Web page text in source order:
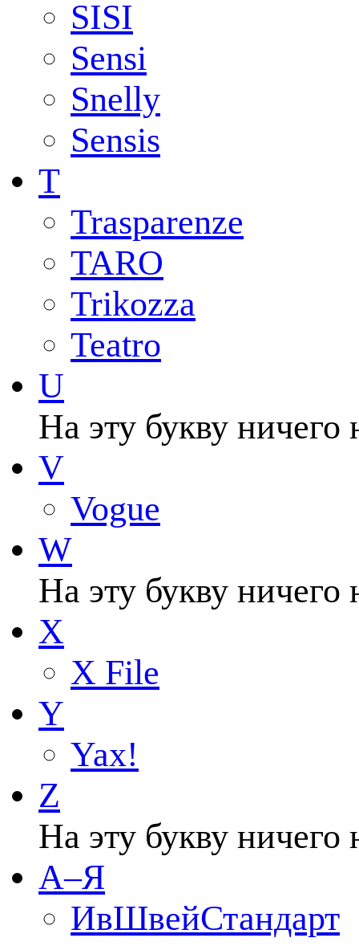
SISI
Sensi
Snelly
Sensis
T
Trasparenze
TARO
Trikozza
Teatro
U
На эту букву ничего
V
Vogue
W
На эту букву ничего
X
X File
Y
Yax!
Z
На эту букву ничего
А–Я
ИвШвейСтандарт